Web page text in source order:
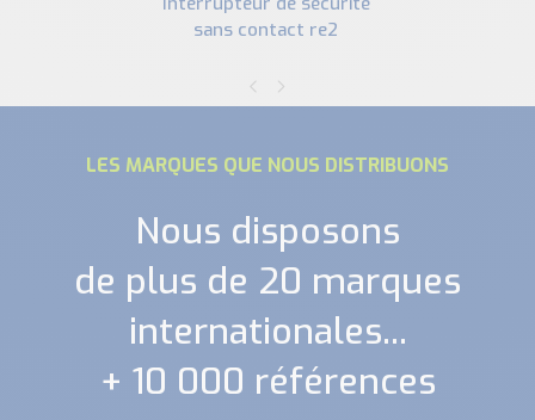
sans contact re2
LES MARQUES QUE NOUS DISTRIBUONS
Nous disposons
de plus de 20 marques
internationales...
+ 10 000 références